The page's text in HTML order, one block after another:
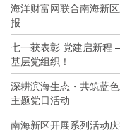
海洋财富网联合南海新
报
七一获表彰 党建启新
基层党组织！
深耕滨海生态・共筑蓝
主题党日活动
南海新区开展系列活动